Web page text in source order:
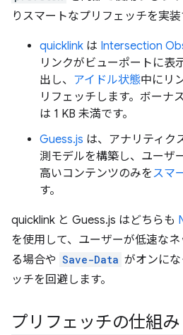
りスマートなプリフェッチを実装
quicklink は Intersection
リンクがビューポートに表
出し、 アイドル状態中にリ
リフェッチします。ボーナ
は 1 KB 未満です。
Guess.js は、アナリティク
測モデルを構築し、ユーザ
高いコンテンツのみをスマ
す。
quicklink と Guess.js はどちらも
を使用して、ユーザーが低速な
る場合や Save-Data がオンに
ッチを回避します。
プリフェッチの仕組み